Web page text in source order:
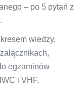
– po 5 pytań z
wiedzy,
egzaminów
i VHF.